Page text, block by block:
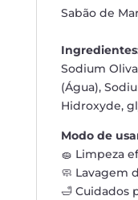
Sabão de
Sodium
(Água),
Hidroxyde,
Modo de
🧽 Limpeza
🧼 Lavagem
🛁 Cuidados